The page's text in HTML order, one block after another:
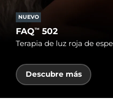
NUEVO
FAQ™ 502
Terapia de luz roja de
Descubre más